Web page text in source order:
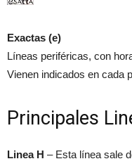
Exactas (e)
Líneas periféricas, con
Vienen indicados en cada
Principales
Linea H – Esta línea sale